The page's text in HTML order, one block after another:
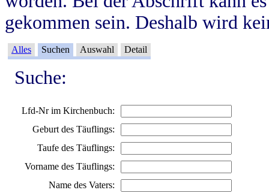
gekommen sein. Deshalb wird
Alles Suchen Auswahl Detail
Suche:
Lfd-Nr im Kirchenbuch:
Geburt des Täuflings:
Taufe des Täuflings:
Vorname des Täuflings:
Name des Vaters: